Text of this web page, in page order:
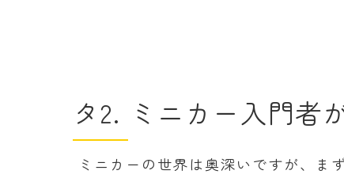
タ2. ミニカー入門者
ミニカーの世界は奥深いですが、ま